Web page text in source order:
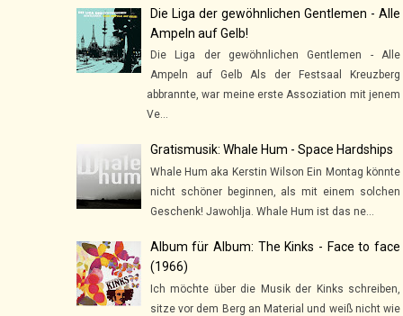
Die Liga der gewöhnlichen Gentlemen - Alle
Ampeln auf Gelb!
Die Liga der gewöhnlichen Gentlemen - Alle
Ampeln auf Gelb Als der Festsaal Kreuzberg
abbrannte, war meine erste Assoziation mit jenem
Ve...
Gratismusik: Whale Hum - Space Hardships
Whale Hum aka Kerstin Wilson Ein Montag könnte
nicht schöner beginnen, als mit einem solchen
Geschenk! Jawohlja. Whale Hum ist das ne...
Album für Album: The Kinks - Face to face
(1966)
Ich möchte über die Musik der Kinks schreiben,
sitze vor dem Berg an Material und weiß nicht wie